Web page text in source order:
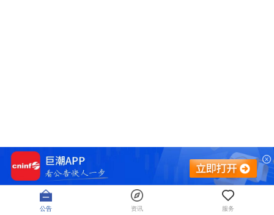
公告 资讯 服务